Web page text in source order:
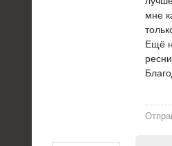
мне
Ещё